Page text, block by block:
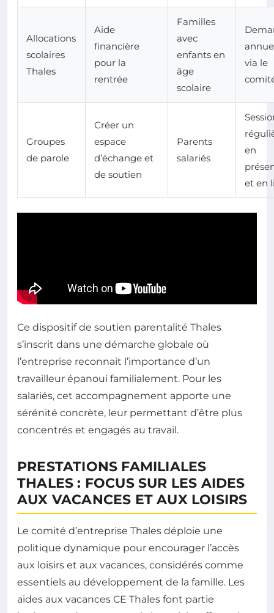
Allocations
scolaires
Thales
Aide
financière
pour la
rentrée
Familles
avec
enfants en
âge
scolaire
via le
Groupes
de parole
Créer un
espace
d’échange et
de soutien
Parents
salariés
en
et en
Ce dispositif de soutien parentalité Thales
s’inscrit dans une démarche globale où
l’entreprise reconnait l’importance d’un
travailleur épanoui familialement. Pour les
salariés, cet accompagnement apporte une
sérénité concrète, leur permettant d’être plus
concentrés et engagés au travail.
PRESTATIONS FAMILIALES
THALES : FOCUS SUR LES AIDES
AUX VACANCES ET AUX LOISIRS
Le comité d’entreprise Thales déploie une
politique dynamique pour encourager l’accès
aux loisirs et aux vacances, considérés comme
essentiels au développement de la famille. Les
aides aux vacances CE Thales font partie